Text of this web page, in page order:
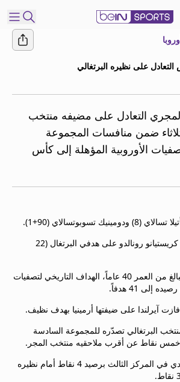
beIN
على نظيره البرتغالي
التعادل على مضيفه منتخب
(2-2) الثلاثاء ضمن منافسات المجموعة
الأوروبية المؤهلة إلى كأس
تسوبوتسالاي (90+1).
في المقابل بصم النجم كريستيانو رونالدو على هدفي البرتغال (22
وبذلك أصبح رونالدو، البالغ من العمر 40 عاماً، الهداف التاريخي لتصفيات
إلى 41 هدفاً.
آيرلندا على ضيفتها أرمينيا بهدف نظيف.
البرتغالي تصدّره للمجموعة السادسة
وتموقع المنتخب الآيرلندي في المركز الثالث برصيد 4 نقاط أمام نظيره